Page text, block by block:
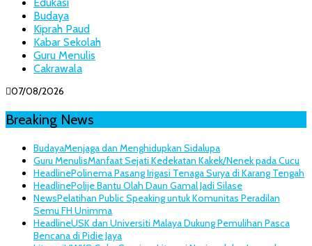
Budaya
Kiprah Paud
Kabar Sekolah
Guru Menulis
Cakrawala
07/08/2026
Breaking News
BudayaMenjaga dan Menghidupkan Sidalupa
Guru MenulisManfaat Sejati Kedekatan Kakek/Nenek pada Cucu
HeadlinePolinema Pasang Irigasi Tenaga Surya di Karang Tengah
HeadlinePolije Bantu Olah Daun Gamal Jadi Silase
NewsPelatihan Public Speaking untuk Komunitas Peradilan
Semu FH Unimma
HeadlineUSK dan Universiti Malaya Dukung Pemulihan Pasca
Bencana di Pidie Jaya